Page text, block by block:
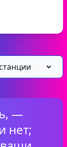
—
нет;